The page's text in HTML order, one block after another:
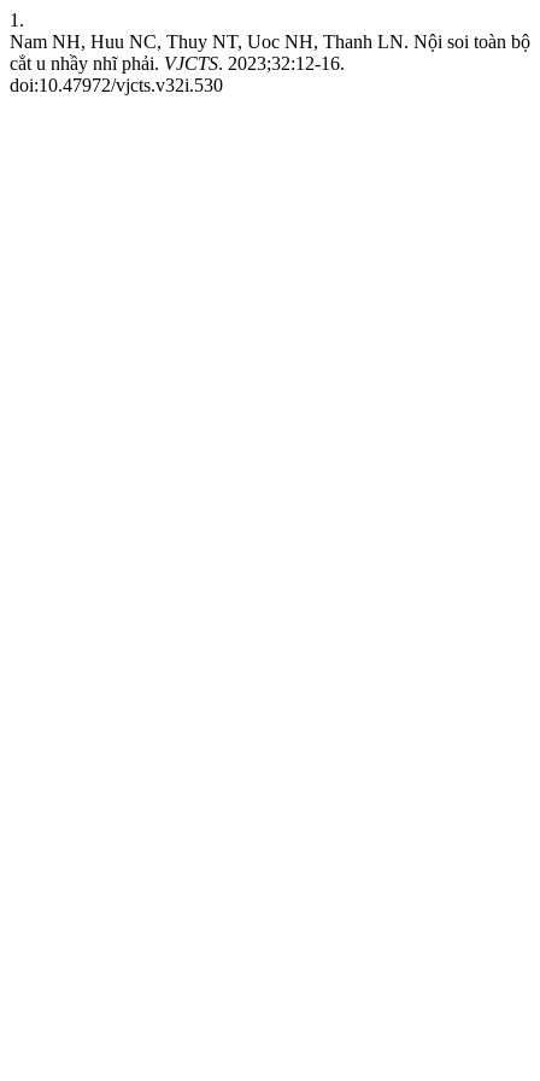
1.
Nam NH, Huu NC, Thuy NT, Uoc NH, Thanh LN. Nội soi toàn bộ
cẳt u nhầy nhĩ phải. VJCTS. 2023;32:12-16.
doi:10.47972/vjcts.v32i.530